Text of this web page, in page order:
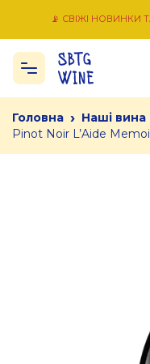
📡 СВІЖІ НОВИНКИ
Головна › Наші вина
Pinot Noir L’Aide